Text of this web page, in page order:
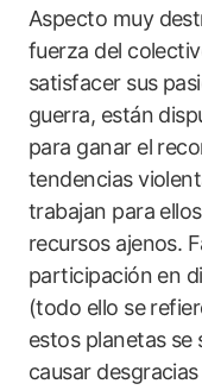
Aspecto muy
fuerza del
satisfacer sus
guerra, están
para ganar el
tendencias
trabajan para
recursos ajenos.
participación en
(todo ello se
estos planetas se
causar